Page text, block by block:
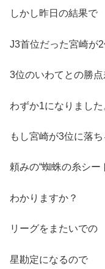
しかし昨日の結果で
J3首位だった宮崎が2
3位のいわてとの勝点
わずか1になりました
もし宮崎が3位に落ち
頼みの“蜘蛛の糸シー
わかりますか？
リーグをまたいでの
星勘定になるので